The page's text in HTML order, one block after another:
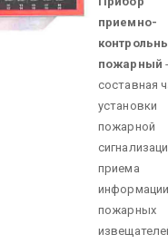
приемно-
пожарный
составная
установки
пожарной
приема
пожарных